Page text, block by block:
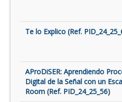
Te lo Explico (Ref.
AProDiSER: Aprendiendo
Digital de la Señal con un
Room (Ref. PID_24_25_56)